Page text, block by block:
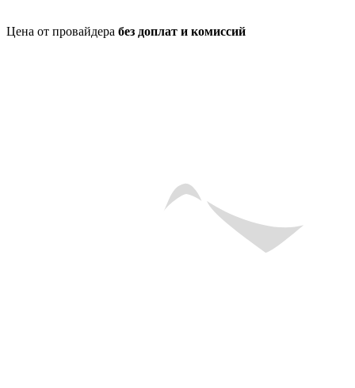
Цена от провайдера без доплат и комиссий